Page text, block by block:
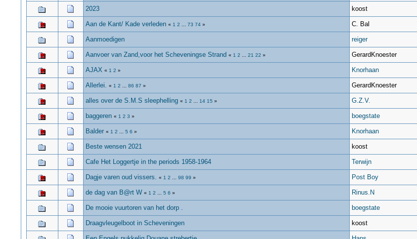
2023 koost
Aan de Kant/ Kade verleden « 1 2 73 74» C. Bal
Aanmoedigen reiger
Aanvoer van Zand,voor het Scheveningse Strand « 1 2 21 22 » GerardKnoester
AJAX « 1 2 » Knorhaan
Allerlei. « 1 2 86 87 » GerardKnoester
alles over de S.M.S sleephelling « 1 2 14 15 » G.Z.V.
baggeren « 1 2 3 » boegstate
Balder « 1 2 5 6 » Knorhaan
Beste wensen 2021 koost
Cafe Het Loggertje in the periods 1958-1964 Terwijn
Dagje varen oud vissers. « 1 2 98 99 » Post Boy
de dag van B@rt W « 1 2 5 6 » Rinus.N
De mooie vuurtoren van het dorp . boegstate
Draagvleugelboot in Scheveningen koost